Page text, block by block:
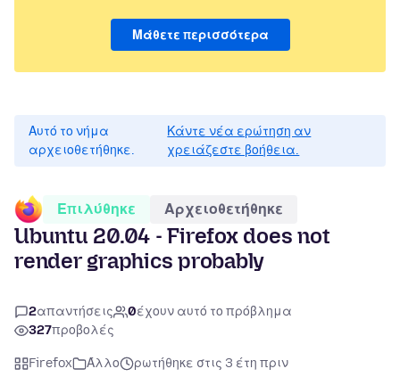
Μάθετε περισσότερα
Αυτό το νήμα
αρχειοθετήθηκε.
Κάντε νέα ερώτηση αν
χρειάζεστε βοήθεια.
Επιλύθηκε Αρχειοθετήθηκε
Ubuntu 20.04 - Firefox does not
render graphics probably
2απαντήσεις 0έχουν αυτό το πρόβλημα
327προβολές
Firefox Άλλο
ρωτήθηκε στις 3 έτη πριν